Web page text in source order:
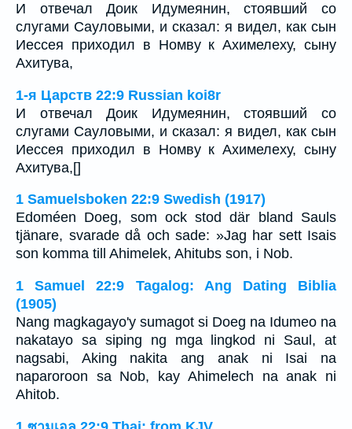
И отвечал Доик Идумеянин, стоявший со
слугами Сауловыми, и сказал: я видел, как сын
Иессея приходил в Номву к Ахимелеху, сыну
Ахитува,
1-я Царств 22:9 Russian koi8r
И отвечал Доик Идумеянин, стоявший со
слугами Сауловыми, и сказал: я видел, как сын
Иессея приходил в Номву к Ахимелеху, сыну
Ахитува,[]
1 Samuelsboken 22:9 Swedish (1917)
Edoméen Doeg, som ock stod där bland Sauls
tjänare, svarade då och sade: »Jag har sett Isais
son komma till Ahimelek, Ahitubs son, i Nob.
1 Samuel 22:9 Tagalog: Ang Dating Biblia
(1905)
Nang magkagayo'y sumagot si Doeg na Idumeo na
nakatayo sa siping ng mga lingkod ni Saul, at
nagsabi, Aking nakita ang anak ni Isai na
naparoroon sa Nob, kay Ahimelech na anak ni
Ahitob.